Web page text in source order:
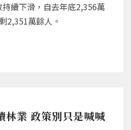
續下滑，自去年底2,356萬
2,351萬餘人。
業 政策別只是喊喊